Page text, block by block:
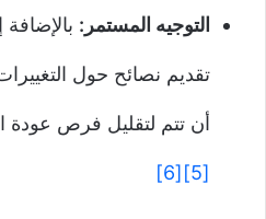
التوجيه المستمر:
تقديم نصائح حول
أن تتم لتقليل فرص عودة
[5]
[6]